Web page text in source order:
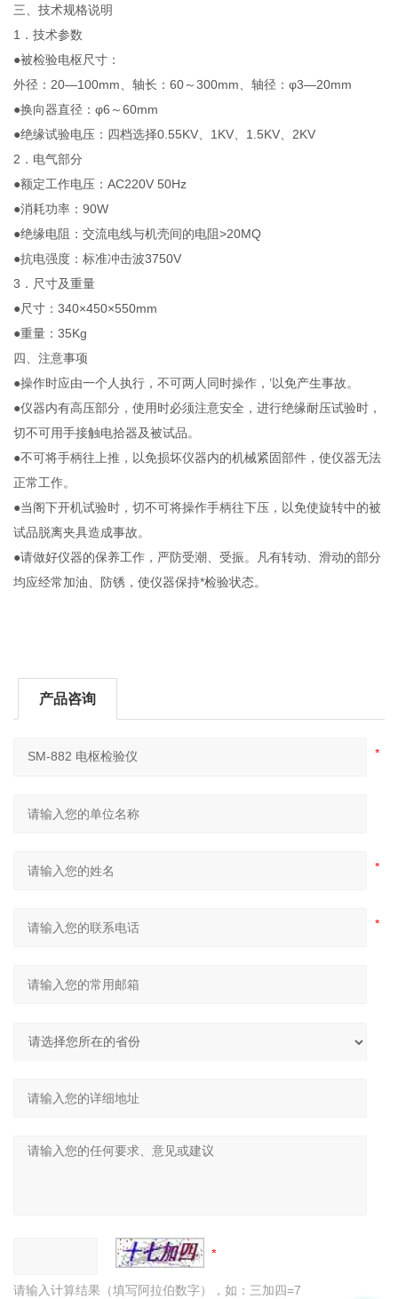
三、技术规格说明
1．技术参数
●被检验电枢尺寸：
外径：20—100mm、轴长：60～300mm、轴径：φ3—20mm
●换向器直径：φ6～60mm
●绝缘试验电压：四档选择0.55KV、1KV、1.5KV、2KV
2．电气部分
●额定工作电压：AC220V 50Hz
●消耗功率：90W
●绝缘电阻：交流电线与机壳间的电阻>20MQ
●抗电强度：标准冲击波3750V
3．尺寸及重量
●尺寸：340×450×550mm
●重量：35Kg
四、注意事项
●操作时应由一个人执行，不可两人同时操作，’以免产生事故。
●仪器内有高压部分，使用时必须注意安全，进行绝缘耐压试验时，
切不可用手接触电拾器及被试品。
●不可将手柄往上推，以免损坏仪器内的机械紧固部件，使仪器无法
正常工作。
●当阁下开机试验时，切不可将操作手柄往下压，以免使旋转中的被
试品脱离夹具造成事故。
●请做好仪器的保养工作，严防受潮、受振。凡有转动、滑动的部分
均应经常加油、防锈，使仪器保持*检验状态。
产品咨询
请输入计算结果（填写阿拉伯数字），如：三加四=7